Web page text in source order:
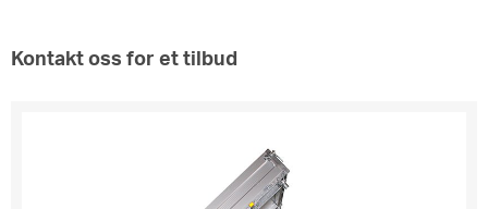
Kontakt oss for et tilbud